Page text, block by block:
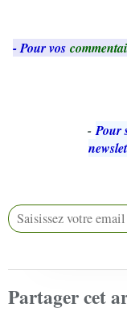
- Pour vos
- Pour
Partager cet